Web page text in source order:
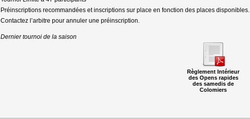
Préinscriptions recommandées et inscriptions sur place en fonction des places disponibles.
Contactez l’arbitre pour annuler une préinscription.
Dernier tournoi de la saison
Règlement Intérieur
des Opens rapides
des samedis de
Colomiers